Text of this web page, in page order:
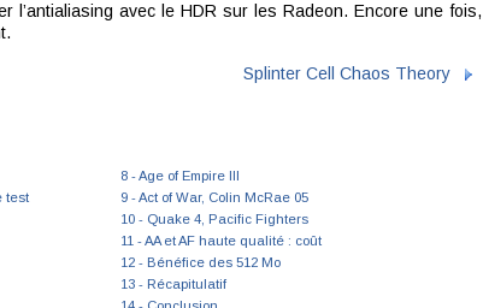
l’antialiasing avec le HDR sur les Radeon. Encore une fois,
Splinter Cell Chaos Theory
test
8 - Age of Empire III
9 - Act of War, Colin McRae 05
10 - Quake 4, Pacific Fighters
11 - AA et AF haute qualité : coût
12 - Bénéfice des 512 Mo
13 - Récapitulatif